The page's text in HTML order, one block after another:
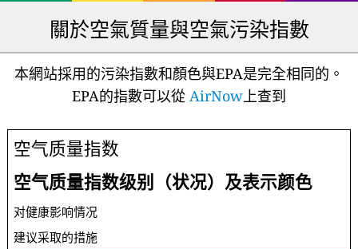
關於空氣質量與空氣污染指數
本網站採用的污染指數和顏色與EPA是完全相同的。
EPA的指數可以從 AirNow上查到
空气质量指数
空气质量指数级别（状况）及表示颜色
对健康影响情况
建议采取的措施